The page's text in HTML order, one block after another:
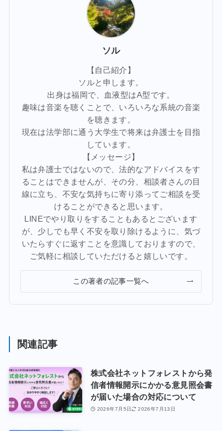
ソル
【自己紹介】
ソルと申します。
出身は福岡で、血液型はA型です。
趣味は音楽を聴くことで、いろいろな系統の音楽
を聴きます。
現在は法学部に通う大学生で将来は弁護士を目指
しています。
【メッセージ】
私は弁護士ではないので、法的なアドバイスをす
ることはできませんが、その分、相談者さんの目
線に立ち、不安な気持ちに寄り添ってご相談を受
けることができると思います。
LINEでやり取りをすることもあるとございます
が、少しでも早く不安を取り除けるように、気づ
いたらすぐに返すことを意識しておりますので、
ご気軽に相談していただけると嬉しいです。
この著者の記事一覧へ
関連記事
株式会社ネットフォレストから発
信者情報開示にかかる意見照会書
が届いた場合の対応について
2026年7月5日 2026年7月13日